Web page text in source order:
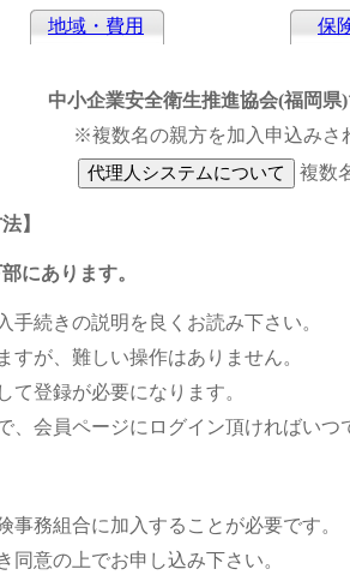
地域・費用 保
中小企業安全衛生推進協会(福岡県)
※複数名の親方を加入申込みさ
複数
】
にあります。
続きの説明を良くお読み下さい。
すが、難しい操作はありません。
て登録が必要になります。
、会員ページにログイン頂ければいつ
務組合に加入することが必要です。
同意の上でお申し込み下さい。